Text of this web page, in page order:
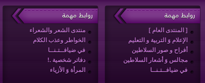
روابط مهمة
[ المنتدى العام ]
الإعلام وَ التربية و التعليم
أفراح و صور السلاطين
مجالس وَ أشعار السلاطين
في ضيافــتـنــا
روابط مهمة
منتدى الشعر والشعراء
الخواطر وعذب الكلام
في ضيافــتـنــا
دفاتر شخصية .!
المرأة وَ الأزياء